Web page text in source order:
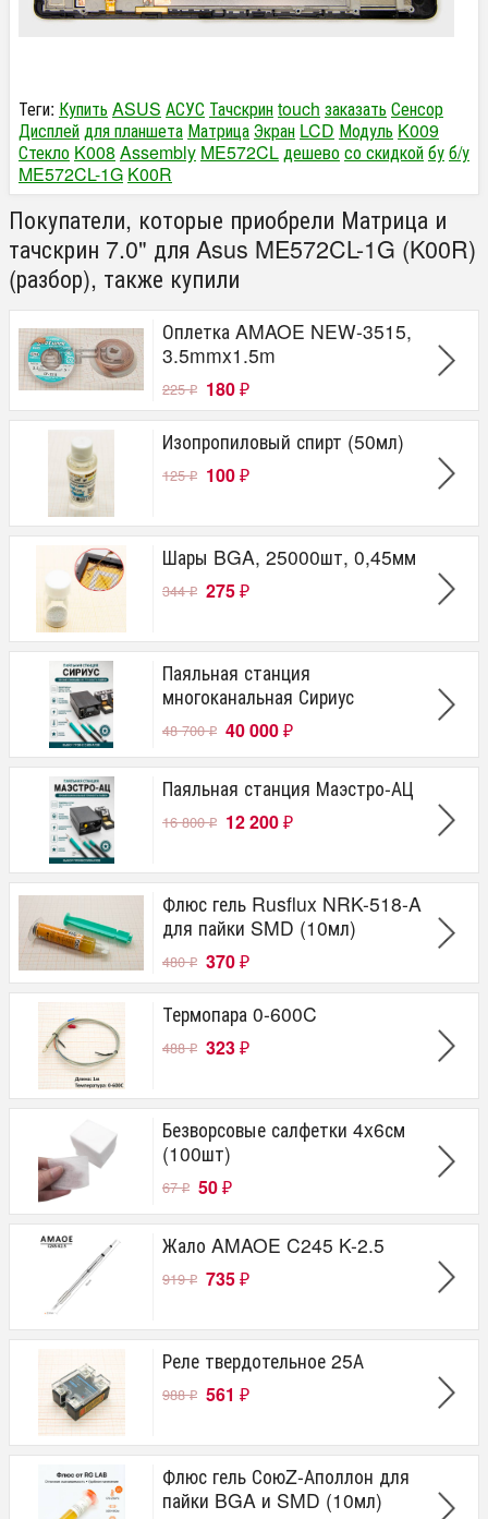
Теги: Купить ASUS АСУС Тачскринtouch заказать Сенсор
Дисплейдля планшета МатрицаЭкран LCD Модуль K009
Стекло K008 Assembly ME572CLдешевосо скидкойбуб/у
ME572CL-1G K00R
Покупатели, которые приобрели Матрица и
тачскрин 7.0" для Asus ME572CL-1G (K00R)
(разбор), также купили
Оплетка AMAOE NEW-3515,
3.5mmx1.5m
225₽ 180 ₽
Изопропиловый спирт (50мл)
125₽ 100 ₽
Шары BGA, 25000шт, 0,45мм
344₽ 275 ₽
Паяльная станция
многоканальная Сириус
48 700₽ 40 000 ₽
Паяльная станция Маэстро-АЦ
16 800₽ 12 200 ₽
Флюс гель Rusflux NRK-518-A
для пайки SMD (10мл)
480₽ 370 ₽
Термопара 0-600C
488₽ 323 ₽
Безворсовые салфетки 4x6см
(100шт)
67₽ 50 ₽
Жало AMAOE C245 K-2.5
919₽ 735 ₽
Реле твердотельное 25А
988₽ 561 ₽
Флюс гель СоюZ-Аполлон для
пайки BGA и SMD (10мл)